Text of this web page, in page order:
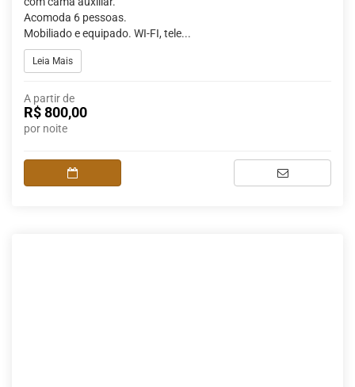
Acomoda 6 pessoas.
Mobiliado e equipado. WI-FI, tele...
Leia Mais
A partir de
R$ 800,00
por noite